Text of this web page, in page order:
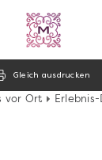
Gleich ausdrucken
vor Ort